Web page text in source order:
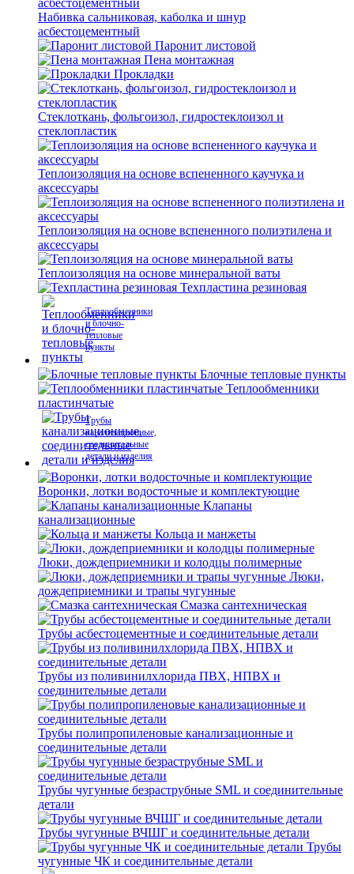
Набивка сальниковая, каболка и шнур
асбестоцементный
Паронит листовой
Пена монтажная
Прокладки
Стеклоткань, фольгоизол, гидростеклоизол и
стеклопластик
Теплоизоляция на основе вспененного каучука и
аксессуары
Теплоизоляция на основе вспененного полиэтилена и
аксессуары
Теплоизоляция на основе минеральной ваты
Техпластина резиновая
Теплообменники
и блочно-
тепловые
пункты
Блочные тепловые пункты
Теплообменники
пластинчатые
Трубы
канализационные,
соединительные
детали и изделия
Воронки, лотки водосточные и комплектующие
Клапаны
канализационные
Кольца и манжеты
Люки, дождеприемники и колодцы полимерные
Люки,
дождеприемники и трапы чугунные
Смазка сантехническая
Трубы асбестоцементные и соединительные детали
Трубы из поливинилхлорида ПВХ, НПВХ и
соединительные детали
Трубы полипропиленовые канализационные и
соединительные детали
Трубы чугунные безраструбные SML и соединительные
детали
Трубы чугунные ВЧШГ и соединительные детали
Трубы
чугунные ЧК и соединительные детали